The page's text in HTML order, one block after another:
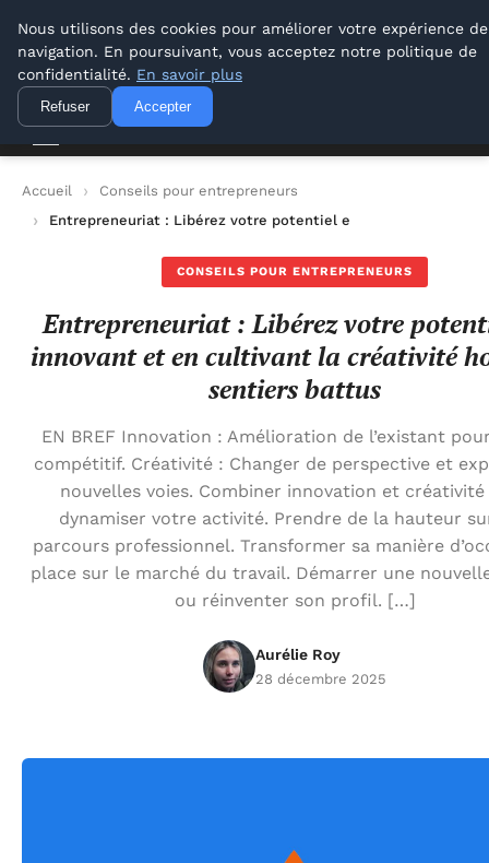
Lyon Photos
Lyon Photos
Accueil
Conseils pour entrepreneurs
Entrepreneuriat : Libérez votre potentiel en innovant et en
CONSEILS POUR ENTREPRENEURS
Entrepreneuriat : Libérez votre
innovant et en cultivant la créativité
sentiers battus
EN BREF Innovation : Amélioration de l’existant
compétitif. Créativité : Changer de perspective et
nouvelles voies. Combiner innovation et
dynamiser votre activité. Prendre de la hauteur
parcours professionnel. Transformer sa manière
place sur le marché du travail. Démarrer une
ou réinventer son profil. […]
Aurélie Roy
28 décembre 2025
Nous utilisons des cookies pour améliorer votre expérience de
navigation. En poursuivant, vous acceptez notre politique de
confidentialité. En savoir plus
Refuser Accepter